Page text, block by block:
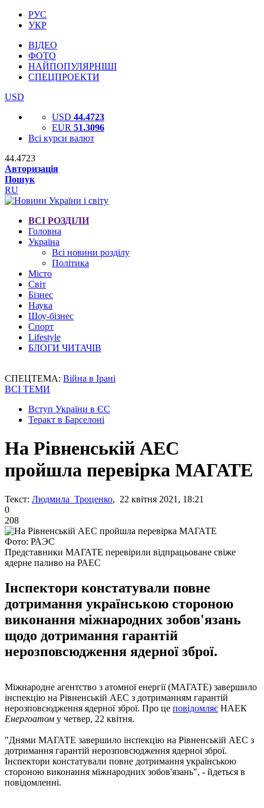
РУС
УКР
ВІДЕО
ФОТО
НАЙПОПУЛЯРНІШІ
СПЕЦПРОЕКТИ
USD
USD 44.4723
EUR 51.3096
Всі курси валют
44.4723
Авторизація
Пошук
RU
ВСІ РОЗДІЛИ
Головна
Україна
Всі новини розділу
Політика
Місто
Світ
Бізнес
Наука
Шоу-бізнес
Спорт
Lifestyle
БЛОГИ ЧИТАЧІВ
СПЕЦТЕМА: Війна в Ірані
ВСІ ТЕМИ
Вступ України в ЄС
Теракт в Барселоні
На Рівненській АЕС
пройшла перевірка МАГАТЕ
Текст: Людмила Троценко, 22 квітня 2021, 18:21
0
208
Фото: РАЭС
Представники МАГАТЕ перевірили відпрацьоване свіже
ядерне паливо на РАЕС
Інспектори констатували повне
дотримання українською стороною
виконання міжнародних зобов'язань
щодо дотримання гарантій
нерозповсюдження ядерної зброї.
Міжнародне агентство з атомної енергії (МАГАТЕ) завершило
інспекцію на Рівненській АЕС з дотриманням гарантій
нерозповсюдження ядерної зброї. Про це повідомляє НАЕК
Енергоатом у четвер, 22 квітня.
"Днями МАГАТЕ завершило інспекцію на Рівненській АЕС з
дотримання гарантій нерозповсюдження ядерної зброї.
Інспектори констатували повне дотримання українською
стороною виконання міжнародних зобов'язань", - йдеться в
повідомленні.